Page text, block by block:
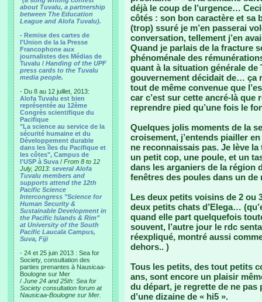
about Tuvalu, a partnership
between The Education
League and Alofa Tuvalu).
- Remise des cartes de
l'Union de la la Presse
Francophone aux
journalistes des Médias de
Tuvalu / Handing of the UPF
press cards to the Tuvalu
media people.
- Du 8 au 12 juillet, 2013:
Alofa Tuvalu est bien
représentée au 12ème
Congrès scientifique du
Pacifique
"La science au service de la
sécurité humaine et du
Développement durable
dans les îles du Pacifique et
les côtes", Campus de
l'USP à Suva / From 8 to 12
July, 2013: several Alofa
Tuvalu members and
supports attend the 12th
Pacific Science
Intercongress "Science for
Human Security &
Sustainable Development in
the Pacific Islands & Rim"
at University of the South
Pacific Laucala Campus,
Suva, Fiji
- 24 et 25 juin 2013 : Sea for
Society, consultation des
parties prenantes à Nausicaa-
Boulogne sur Mer
/ June 24 and 25th: Sea for
Society consultation forum at
Nausicaa-Boulogne sur Mer.
déjà le coup de l’urgence…
côtés : son bon caractère et sa
(trop) ssuré je m’en passerai
conversation, tellement j’en
Quand je parlais de la fracture
phénoménale des
quant à la situation générale
gouvernement décidait de… ça
tout de même convenue que
car c’est sur cette ancré-là que
reprendre pied qu’une fois le
Quelques jolis moments de la
croisement, j’entends piailler
ne reconnaissais pas. Je lève
un petit cop, une poule, et un
dans les arganiers de la région
fenêtres des poules dans un
Les deux petits voisins de 2 ou
deux petits chats d’Elega…
quand elle part quelquefois
souvent, l’autre jour le rdc
réexpliqué, montré aussi
dehors.. )
Tous les petits, des tout petits
ans, sont encore un plaisir
du départ, je regrette de ne
d’une dizaine de « hi5 ».